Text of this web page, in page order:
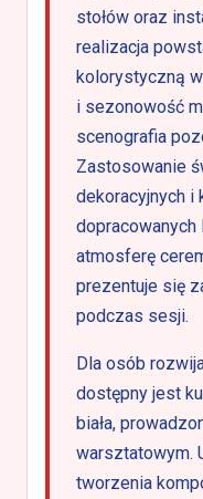
stołów oraz
realizacja
kolorystyczną
i sezonowość
scenografia
Zastosowanie
dekoracyjnych i
atmosferę
prezentuje się
podczas sesji.
Dla osób
dostępny jest
biała,
warsztatowym.
tworzenia